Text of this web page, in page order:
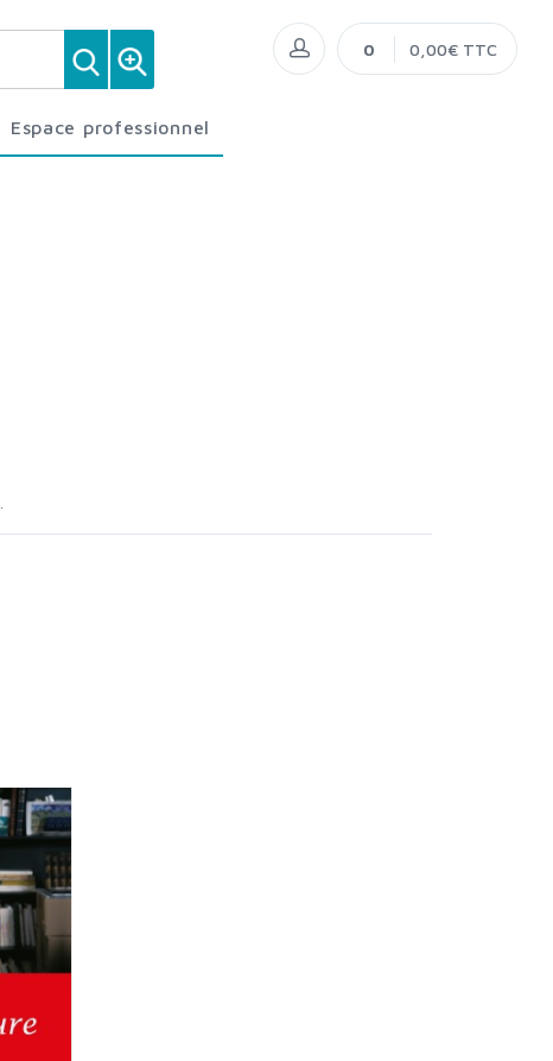
Espace professionnel
0 0,00€ TTC